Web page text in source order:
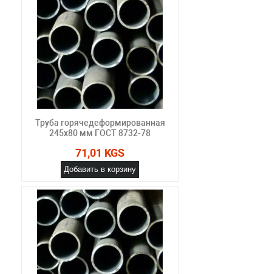
Труба горячедеформированная
245х80 мм ГОСТ 8732-78
71,01 KGS
Добавить в корзину